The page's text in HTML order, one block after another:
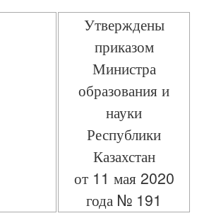
Утверждены
приказом
Министра
образования и
науки
Республики
Казахстан
от 11 мая 2020
года № 191